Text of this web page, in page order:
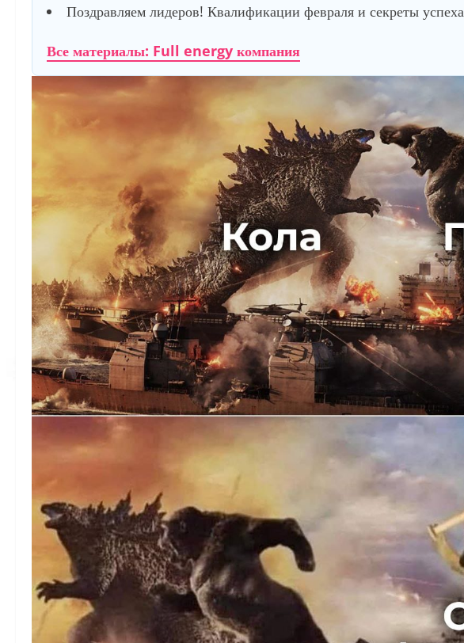
Поздравляем лидеров! Квалификации февраля и секреты успеха
Все материалы: Full energy компания